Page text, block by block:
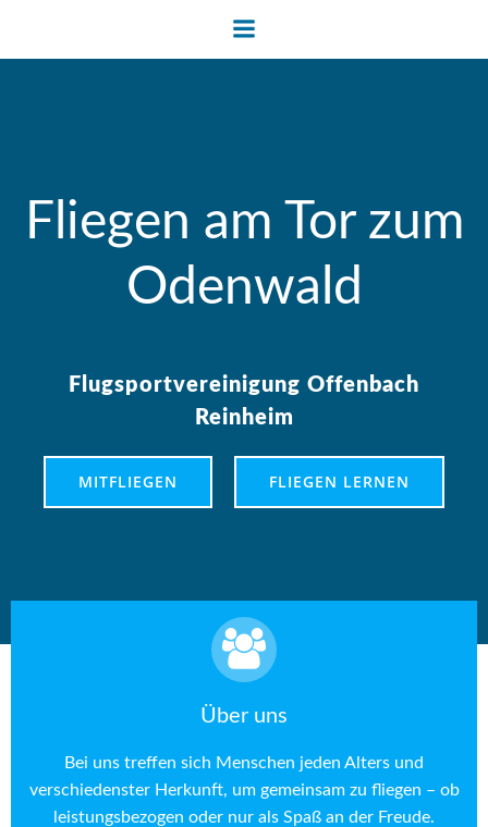
Inhalt
springen
Fliegen am Tor zum
Odenwald
Flugsportvereinigung Offenbach
Reinheim
MITFLIEGEN FLIEGEN LERNEN
Über uns
Bei uns treffen sich Menschen jeden Alters und
verschiedenster Herkunft, um gemeinsam zu fliegen – ob
leistungsbezogen oder nur als Spaß an der Freude.